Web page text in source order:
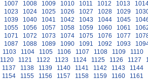
1007 1008 1009 1010 1011 1012 1013
1023 1024 1025 1026 1027 1028 1029
1039 1040 1041 1042 1043 1044 1045
1055 1056 1057 1058 1059 1060 1061
1071 1072 1073 1074 1075 1076 1077
1087 1088 1089 1090 1091 1092 1093
1103 1104 1105 1106 1107 1108 1109
1110
1120 1121 1122 1123 1124 1125 1126 1127
1137 1138 1139 1140 1141 1142 1143
1144
1154 1155 1156 1157 1158 1159 1160
1161